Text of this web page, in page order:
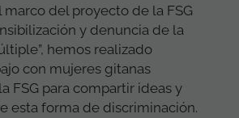
marco del proyecto de la FSG
y denuncia de la
hemos realizado
con mujeres gitanas
FSG para compartir ideas y
esta forma de discriminación.